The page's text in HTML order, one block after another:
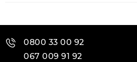
0800 33 00 92
067 009 91 92